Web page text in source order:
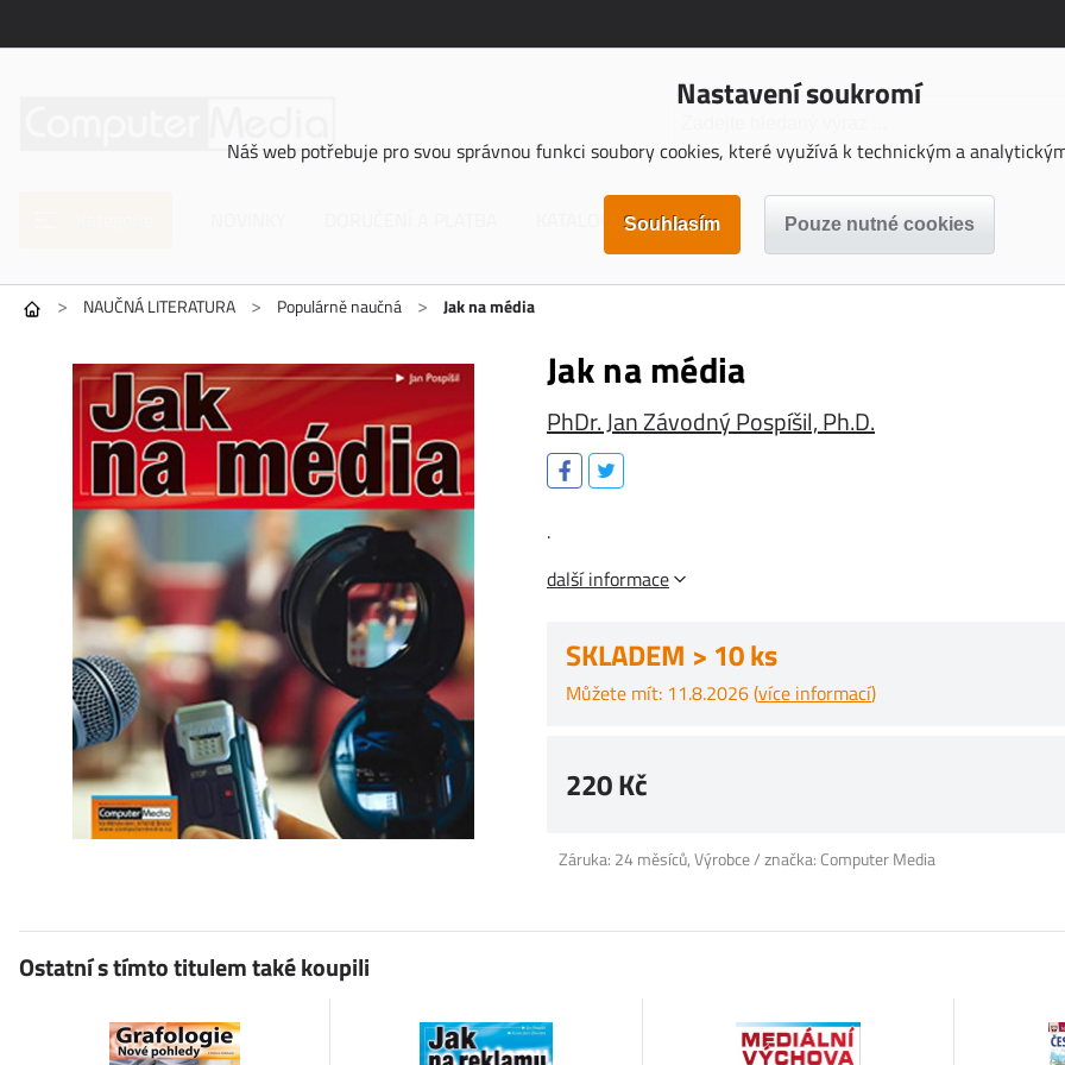
Nastavení soukromí
Náš web potřebuje pro svou správnou funkci soubory cookies, které využívá k technickým a
KATALOGY KE STAŽENÍ
> NAUČNÁ LITERATURA > Populárně naučná > Jak na média
Jak na média
PhDr. Jan Závodný Pospíšil, Ph.D.
.
další informace
SKLADEM > 10 ks
Můžete mít: 11.8.2026 (více informací)
220 Kč
Záruka: 24 měsíců, Výrobce / značka: Computer Media
Ostatní s tímto titulem také koupili